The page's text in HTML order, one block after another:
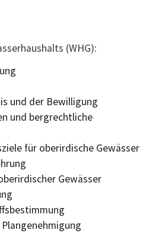
(WHG):
und der Bewilligung
und bergrechtliche
für oberirdische Gewässer
Gewässer